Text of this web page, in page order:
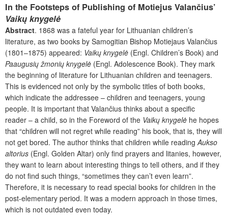
In the Footsteps of Publishing of Motiejus Valančius’
Vaikų knygelė
Abstract. 1868 was a fateful year for Lithuanian children’s
literature, as two books by Samogitian Bishop Motiejaus Valančius
(1801–1875) appeared: Vaikų knygelė (Engl. Children’s Book) and
Paaugusių žmonių knygelė (Engl. Adolescence Book). They mark
the beginning of literature for Lithuanian children and teenagers.
This is evidenced not only by the symbolic titles of both books,
which indicate the addressee – children and teenagers, young
people. It is important that Valančius thinks about a specific
reader – a child, so in the Foreword of the Vaikų knygelė he hopes
that “children will not regret while reading” his book, that is, they will
not get bored. The author thinks that children while reading Aukso
altorius (Engl. Golden Altar) only find prayers and litanies, however,
they want to learn about interesting things to tell others, and if they
do not find such things, “sometimes they can’t even learn”.
Therefore, it is necessary to read special books for children in the
post-elementary period. It was a modern approach in those times,
which is not outdated even today.